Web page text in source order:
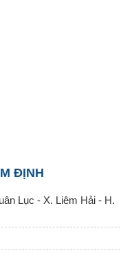
ĐỊNH
Lục - X. Liêm Hải - H.